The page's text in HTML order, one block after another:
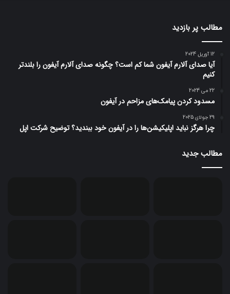
مطالب پر بازدید
12 آوریل 2024
آیا صدای آلارم آیفون شما کم است؟ چگونه صدای آلارم آیفون را بلندتر
کنیم
22 می 2024
مسدود کردن پیامک‌های مزاحم در آیفون
29 جولای 2025
چرا هرگز نباید اپلیکیشن‌ها را در آیفون خود ببندید؟ توضیح شرکت اپل
مطالب جدید